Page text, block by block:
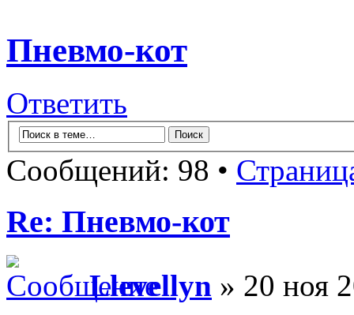
Пневмо-кот
Ответить
Сообщений: 98 •
Re: Пневмо-кот
Llevellyn » 20 ноя